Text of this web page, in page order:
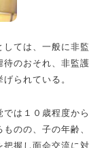
ては、一般に非監
のおそれ、非監護
られている。
は１０歳程度から
のの、子の年齢、
握し面会交流に対